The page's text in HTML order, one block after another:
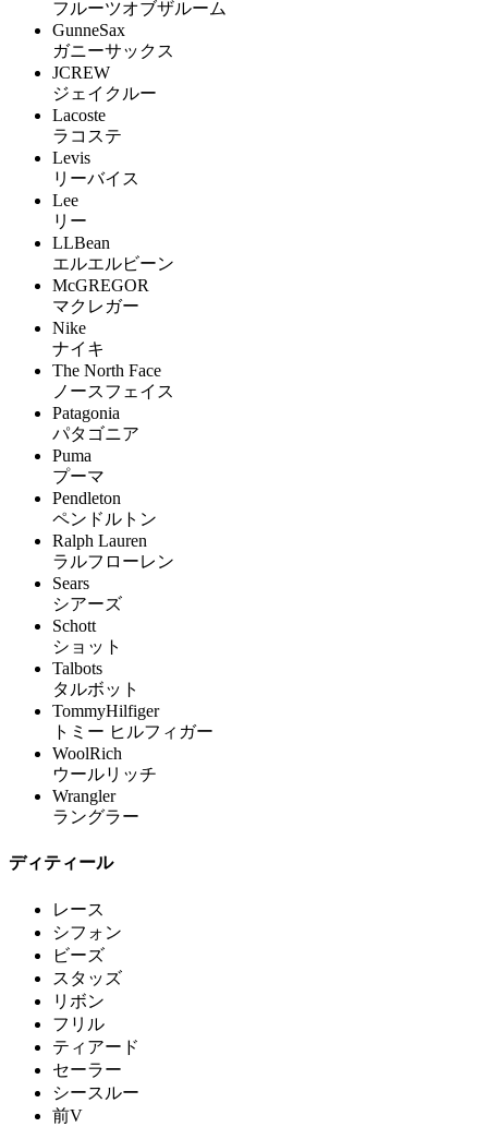
フルーツオブザルーム
GunneSax
ガニーサックス
JCREW
ジェイクルー
Lacoste
ラコステ
Levis
リーバイス
Lee
リー
LLBean
エルエルビーン
McGREGOR
マクレガー
Nike
ナイキ
The North Face
ノースフェイス
Patagonia
パタゴニア
Puma
プーマ
Pendleton
ペンドルトン
Ralph Lauren
ラルフローレン
Sears
シアーズ
Schott
ショット
Talbots
タルボット
TommyHilfiger
トミー ヒルフィガー
WoolRich
ウールリッチ
Wrangler
ラングラー
ディティール
レース
シフォン
ビーズ
スタッズ
リボン
フリル
ティアード
セーラー
シースルー
前V